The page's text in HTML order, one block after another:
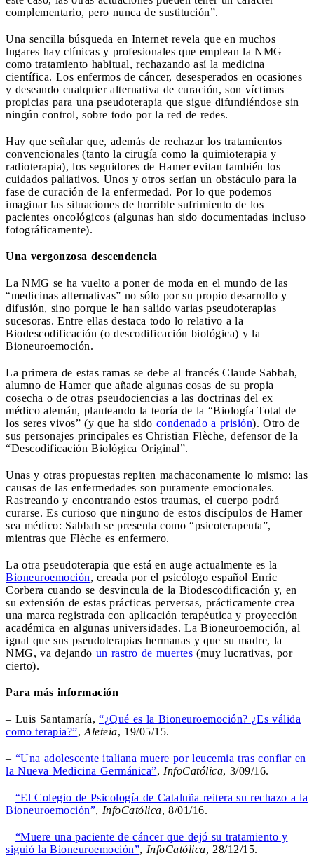
complementario, pero nunca de sustitución”.
Una sencilla búsqueda en Internet revela que en muchos
lugares hay clínicas y profesionales que emplean la NMG
como tratamiento habitual, rechazando así la medicina
científica. Los enfermos de cáncer, desesperados en ocasiones
y deseando cualquier alternativa de curación, son víctimas
propicias para una pseudoterapia que sigue difundiéndose sin
ningún control, sobre todo por la red de redes.
Hay que señalar que, además de rechazar los tratamientos
convencionales (tanto la cirugía como la quimioterapia y
radioterapia), los seguidores de Hamer evitan también los
cuidados paliativos. Unos y otros serían un obstáculo para la
fase de curación de la enfermedad. Por lo que podemos
imaginar las situaciones de horrible sufrimiento de los
pacientes oncológicos (algunas han sido documentadas incluso
fotográficamente).
Una vergonzosa descendencia
La NMG se ha vuelto a poner de moda en el mundo de las
“medicinas alternativas” no sólo por su propio desarrollo y
difusión, sino porque le han salido varias pseudoterapias
sucesoras. Entre ellas destaca todo lo relativo a la
Biodescodificación (o descodificación biológica) y la
Bioneuroemoción.
La primera de estas ramas se debe al francés Claude Sabbah,
alumno de Hamer que añade algunas cosas de su propia
cosecha o de otras pseudociencias a las doctrinas del ex
médico alemán, planteando la teoría de la “Biología Total de
los seres vivos” (y que ha sido condenado a prisión). Otro de
sus personajes principales es Christian Flèche, defensor de la
“Descodificación Biológica Original”.
Unas y otras propuestas repiten machaconamente lo mismo: las
causas de las enfermedades son puramente emocionales.
Rastreando y encontrando estos traumas, el cuerpo podrá
curarse. Es curioso que ninguno de estos discípulos de Hamer
sea médico: Sabbah se presenta como “psicoterapeuta”,
mientras que Flèche es enfermero.
La otra pseudoterapia que está en auge actualmente es la
Bioneuroemoción, creada por el psicólogo español Enric
Corbera cuando se desvincula de la Biodescodificación y, en
su extensión de estas prácticas perversas, prácticamente crea
una marca registrada con aplicación terapéutica y proyección
académica en algunas universidades. La Bioneuroemoción, al
igual que sus pseudoterapias hermanas y que su madre, la
NMG, va dejando un rastro de muertes (muy lucrativas, por
cierto).
Para más información
– Luis Santamaría, “¿Qué es la Bioneuroemoción? ¿Es válida
como terapia?”, Aleteia, 19/05/15.
– “Una adolescente italiana muere por leucemia tras confiar en
la Nueva Medicina Germánica”, InfoCatólica, 3/09/16.
– “El Colegio de Psicología de Cataluña reitera su rechazo a la
Bioneuroemoción”, InfoCatólica, 8/01/16.
– “Muere una paciente de cáncer que dejó su tratamiento y
siguió la Bioneuroemoción”, InfoCatólica, 28/12/15.